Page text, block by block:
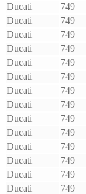
Ducati
749
Ducati
749
Ducati
749
Ducati
749
Ducati
749
Ducati
749
Ducati
749
Ducati
749
Ducati
749
Ducati
749
Ducati
749
Ducati
749
Ducati
749
Ducati
749